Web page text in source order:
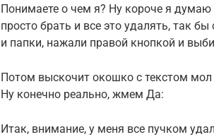
Понимаете о чем я? Ну короче я
просто брать и все это удалять, так
и папки, нажали правой кнопкой и
Потом выскочит окошко с текстом
Ну конечно реально, жмем Да:
Итак, внимание, у меня все пучком